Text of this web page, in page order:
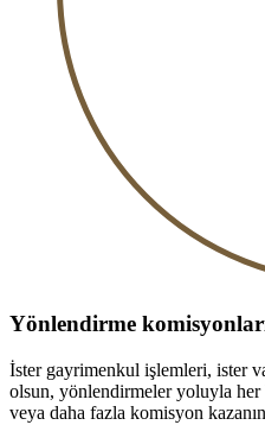
Yönlendirme
İster gayrimenkul işlemleri, ister
olsun, yönlendirmeler yoluyla her
veya daha fazla komisyon